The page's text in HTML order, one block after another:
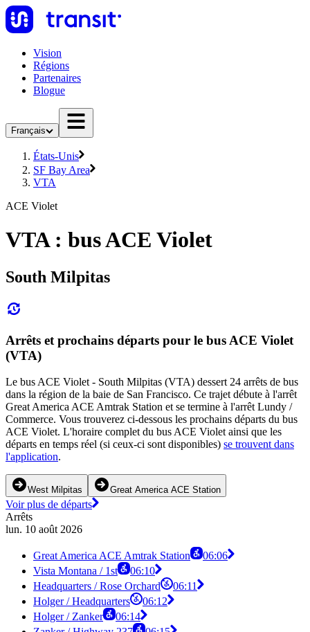
Vision
Régions
Partenaires
Blogue
Français
États-Unis
SF Bay Area
VTA
ACE Violet
VTA : bus ACE Violet
South Milpitas
Arrêts et prochains départs pour le bus ACE Violet
(VTA)
Le bus ACE Violet - South Milpitas (VTA) dessert 24 arrêts de bus
dans la région de la baie de San Francisco. Ce trajet débute à l'arrêt
Great America ACE Amtrak Station et se termine à l'arrêt Lundy /
Commerce. Vous trouverez ci-dessous les prochains départs du bus
ACE Violet. L'horaire complet du bus ACE Violet ainsi que les
départs en temps réel (si ceux-ci sont disponibles) se trouvent dans
l'application.
West Milpitas Great America ACE Station
Voir plus de départs
Arrêts
lun. 10 août 2026
Great America ACE Amtrak Station
06:06
Vista Montana / 1st
06:10
Headquarters / Rose Orchard
06:11
Holger / Headquarters
06:12
Holger / Zanker
06:14